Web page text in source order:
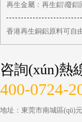
咨詢(xún)熱
400-0724-
地址：東莞市南城區(qū)